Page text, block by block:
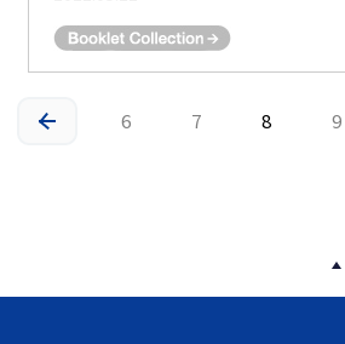
6 7 8 9